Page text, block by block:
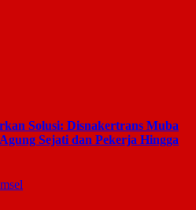
Solusi: Disnakertrans Muba
Sejati dan Pekerja Hingga